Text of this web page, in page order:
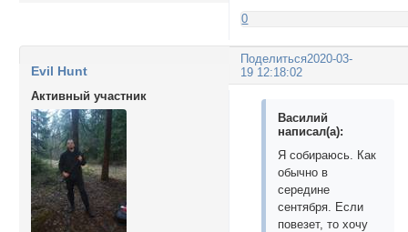
0
Поделиться2020-03-
19 12:18:02
Evil Hunt
Активный участник
Василий
написал(а):
Я собираюсь. Как
обычно в
середине
сентября. Если
повезет, то хочу